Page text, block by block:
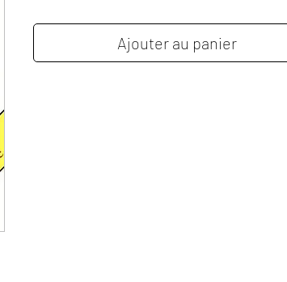
Ajouter au panier